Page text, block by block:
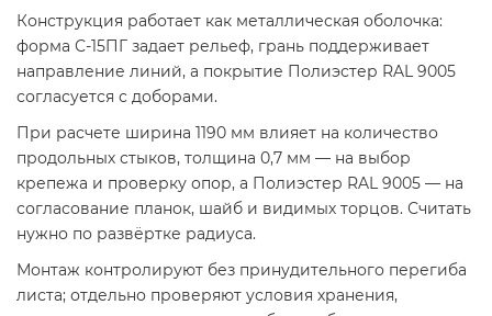
Конструкция работает как металлическая оболочка:
форма С-15ПГ задает рельеф, грань поддерживает
направление линий, а покрытие Полиэстер RAL 9005
согласуется с доборами.
При расчете ширина 1190 мм влияет на количество
продольных стыков, толщина 0,7 мм — на выбор
крепежа и проверку опор, а Полиэстер RAL 9005 — на
согласование планок, шайб и видимых торцов. Считать
нужно по развёртке радиуса.
Монтаж контролируют без принудительного перегиба
листа; отдельно проверяют условия хранения,